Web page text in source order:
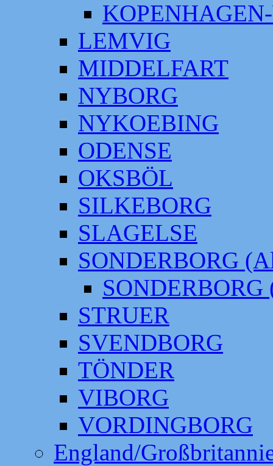
LEMVIG
MIDDELFART
NYBORG
NYKOEBING
ODENSE
OKSBÖL
SILKEBORG
SLAGELSE
SONDERBORG
SONDERBORG
STRUER
SVENDBORG
TÖNDER
VIBORG
VORDINGBORG
England/